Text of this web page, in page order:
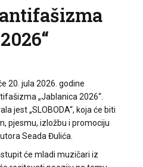
20. jula 2026. godine
„Jablanica 2026“.
jest „SLOBODA“, koja će biti
pjesmu, izložbu i promociju
Seada Đulića.
će mladi muzičari iz